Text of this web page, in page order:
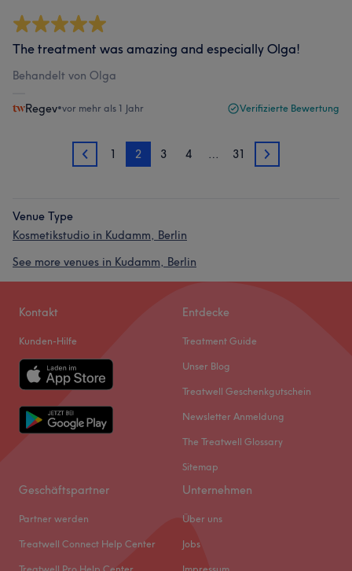
The treatment was amazing and especially Olga!
Behandelt von Olga
Regev•vor mehr als 1 Jahr Verifizierte Bewertung
1 1 2 3 4 … 31 3
Venue Type
Kosmetikstudio in Kudamm, Berlin
See more venues in Kudamm, Berlin
Kontakt
Kunden-Hilfe
Entdecke
Treatment Guide
Unser Blog
Treatwell Geschenkgutschein
Newsletter Anmeldung
The Treatwell Glossary
Sitemap
Geschäftspartner
Partner werden
Treatwell Connect Help Center
Unternehmen
Über uns
Jobs